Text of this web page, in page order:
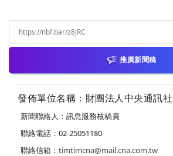
推廣新聞稿
發佈單位名稱：財團法人中央通訊社
新聞聯絡人：訊息服務核稿員
聯絡電話：02-25051180
聯絡信箱： timtimcna@mail.cna.com.tw